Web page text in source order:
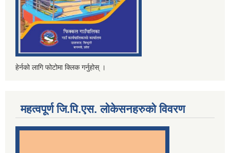
हेर्नको लागि फोटोमा क्लिक गर्नुहोस् ।
महत्वपूर्ण जि.पि.एस. लोकेसनहरुको विवरण